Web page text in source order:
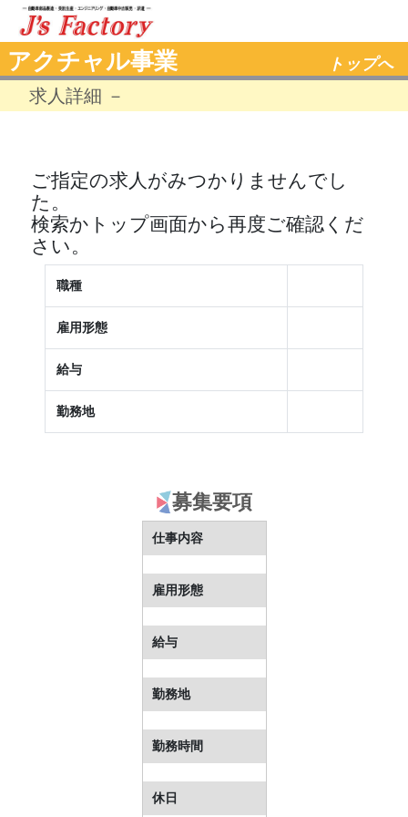
アクチャル事業 トップへ
求人詳細 －
ご指定の求人がみつかりませんでし
た。
検索かトップ画面から再度ご確認くだ
さい。
職種
雇用形態
給与
勤務地
募集要項
仕事内容
雇用形態
給与
勤務地
勤務時間
休日